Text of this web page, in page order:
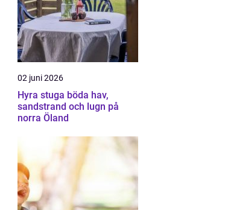
02 juni 2026
Hyra stuga böda hav,
sandstrand och lugn på
norra Öland